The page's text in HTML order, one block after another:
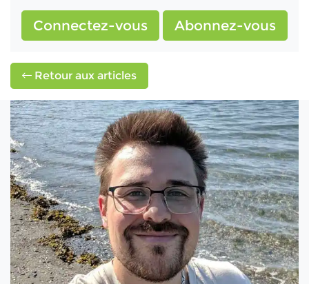
Connectez-vous Abonnez-vous
Retour aux articles